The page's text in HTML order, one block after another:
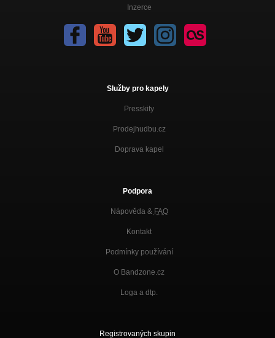
Inzerce
Služby pro kapely
Presskity
Prodejhudbu.cz
Doprava kapel
Podpora
Nápověda & FAQ
Kontakt
Podmínky používání
O Bandzone.cz
Loga a dtp.
Registrovaných skupin